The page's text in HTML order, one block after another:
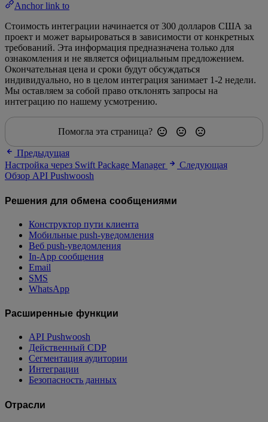
Anchor link to
Стоимость интеграции начинается от 300 долларов США за
проект и может варьироваться в зависимости от конкретных
требований. Эта информация предназначена только для
ознакомления и не является официальным предложением.
Окончательная цена и сроки будут обсуждаться
индивидуально, но в целом интеграция занимает 1-2 недели.
Мы оставляем за собой право отклонять запросы на
интеграцию по нашему усмотрению.
Помогла эта страница?
Предыдущая
Настройка через Swift Package Manager
Следующая
Обзор API Pushwoosh
Решения для обмена сообщениями
Конструктор пути клиента
Мобильные push-уведомления
Веб push-уведомления
In-App сообщения
Email
SMS
WhatsApp
Расширенные функции
API Pushwoosh
Действенный CDP
Сегментация аудитории
Интеграции
Безопасность данных
Отрасли